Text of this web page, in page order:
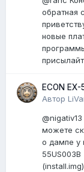
обратная
новые
ECON
Автор
можете
о дампе у